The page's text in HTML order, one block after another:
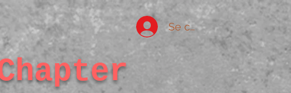
Se connecter